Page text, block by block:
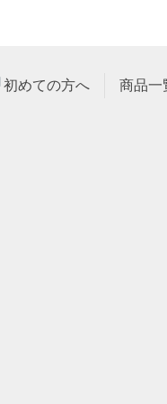
初めての方へ 商品一